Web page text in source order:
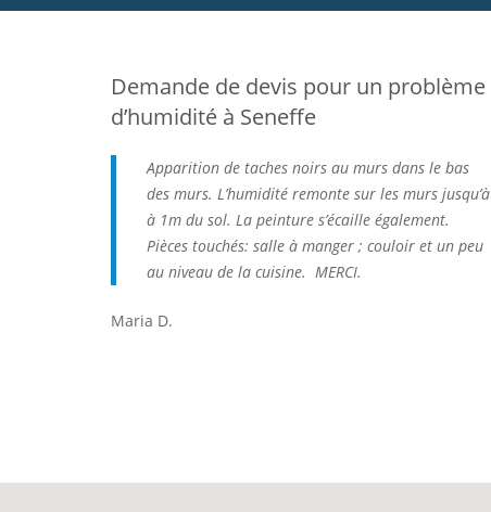
Demande de devis pour un problème
d’humidité à Seneffe
Apparition de taches noirs au murs dans le bas
des murs. L’humidité remonte sur les murs jusqu’à
à 1m du sol. La peinture s’écaille également.
Pièces touchés: salle à manger ; couloir et un peu
au niveau de la cuisine. MERCI.
Maria D.